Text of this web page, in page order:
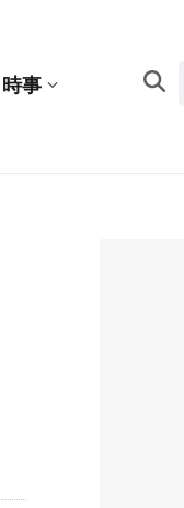
時事